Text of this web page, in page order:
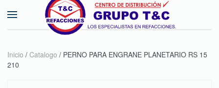
Skip to main content
Inicio / Catalogo / PERNO PARA ENGRANE PLANETARIO RS 15
210